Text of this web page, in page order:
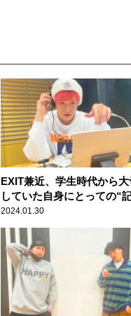
EXIT兼近、学生時代から大
していた自身にとっての“
日”「毎日数えてました」
2024.01.30